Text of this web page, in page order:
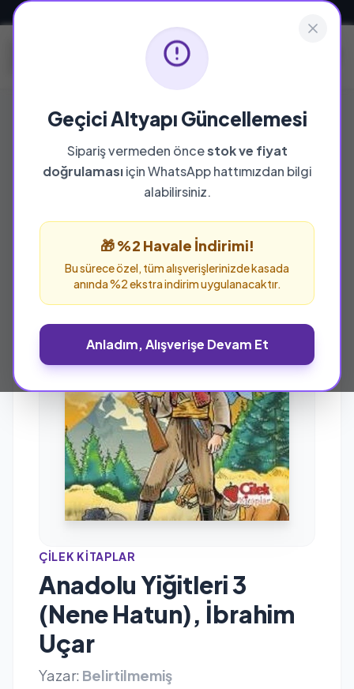
Geçici Altyapı Güncellemesi
Sipariş vermeden öncestok ve fiyat
doğrulamasıiçin WhatsApp hattımızdan bilgi
alabilirsiniz.
🎁 %2 Havale İndirimi!
Bu sürece özel, tüm alışverişlerinizde kasada
anında %2 ekstra indirim uygulanacaktır.
Anladım, Alışverişe Devam Et
ÇILEK KITAPLAR
Anadolu Yiğitleri 3
(Nene Hatun), İbrahim
Uçar
Yazar: Belirtilmemiş